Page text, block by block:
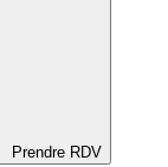
Prendre RDV